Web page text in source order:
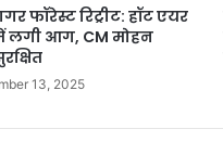
फॉरेस्ट रिट्रीट: हॉट एयर
लगी आग, CM मोहन
13, 2025